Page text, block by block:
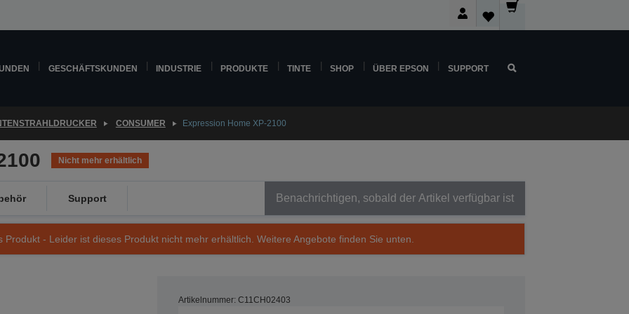
GESCHÄFTSKUNDEN INDUSTRIE PRODUKTE TINTE SHOP ÜBER EPSON SUPPORT
CONSUMER Expression Home XP-2100
Nicht mehr erhältlich
Support Benachrichtigen, sobald der Artikel verfügbar ist
Produkt - Leider ist dieses Produkt nicht mehr erhältlich. Weitere Angebote finden Sie unten.
Artikelnummer: C11CH02403